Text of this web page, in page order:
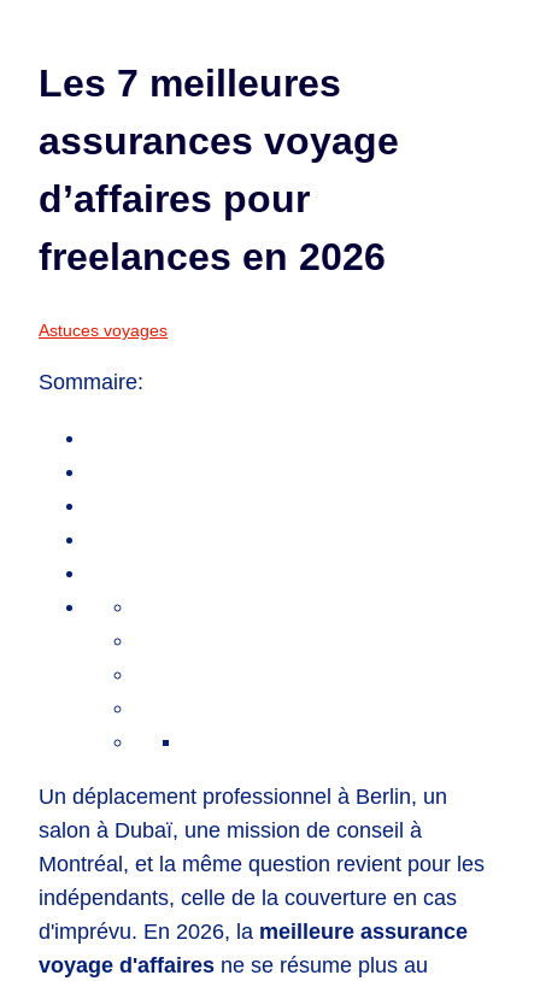
Les 7 meilleures
assurances voyage
d’affaires pour
freelances en 2026
Astuces voyages
Sommaire:
Un déplacement professionnel à Berlin, un
salon à Dubaï, une mission de conseil à
Montréal, et la même question revient pour les
indépendants, celle de la couverture en cas
d'imprévu. En 2026, la meilleure assurance
voyage d'affaires ne se résume plus au